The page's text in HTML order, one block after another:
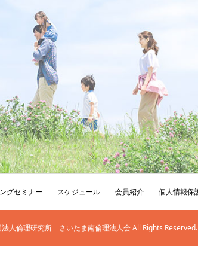
グセミナー スケジュール 会員紹介 個人情報保
人倫理研究所 さいたま南倫理法人会 All Rights Reserved.